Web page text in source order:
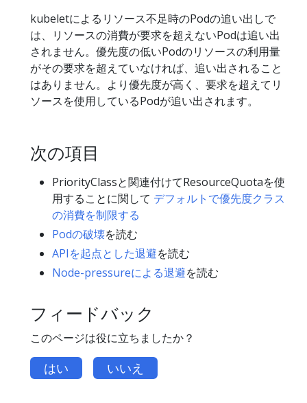
kubeletによるリソース不足時のPodの追い出しで
は、リソースの消費が要求を超えないPodは追い出
されません。優先度の低いPodのリソースの利用量
がその要求を超えていなければ、追い出されること
はありません。より優先度が高く、要求を超えてリ
ソースを使用しているPodが追い出されます。
次の項目
PriorityClassと関連付けてResourceQuotaを使
用することに関して デフォルトで優先度クラス
の消費を制限する
Podの破壊を読む
APIを起点とした退避を読む
Node-pressureによる退避を読む
フィードバック
このページは役に立ちましたか？
はい いいえ